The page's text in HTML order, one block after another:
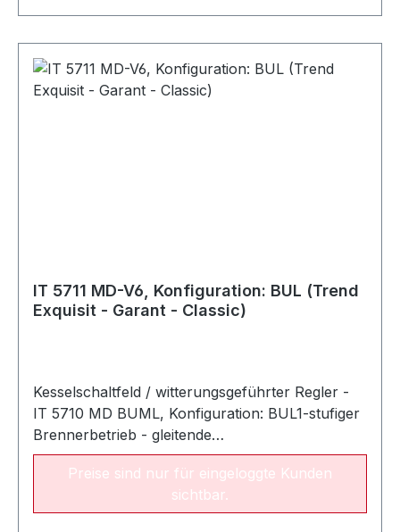
IT 5711 MD-V6, Konfiguration: BUL (Trend
Exquisit - Garant - Classic)
Kesselschaltfeld / witterungsgeführter Regler -
IT 5710 MD BUML, Konfiguration: BUL1-stufiger
Brennerbetrieb - gleitende
FahrweiseFrostschutzfunktionPumpenstandschu
tzWarmwasservorrangschaltungSchaltuhr für
Preise sind nur für eingeloggte Kunden
sichtbar.